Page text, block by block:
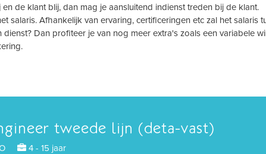
de klant blij, dan mag je aansluitend indienst treden bij de klant.
salaris. Afhankelijk van ervaring, certificeringen etc zal het
Dan profiteer je van nog meer extra's zoals een variabele
tweede lijn (deta-vast)
4 - 15 jaar